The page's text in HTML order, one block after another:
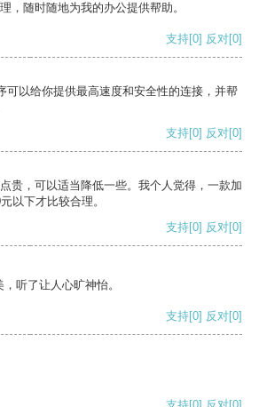
，随时随地为我的办公提供帮助。
支持[0] 反对[0]
可以给你提供最高速度和安全性的连接，并帮
支持[0] 反对[0]
贵，可以适当降低一些。我个人觉得，一款加
以下才比较合理。
支持[0] 反对[0]
听了让人心旷神怡。
支持[0] 反对[0]